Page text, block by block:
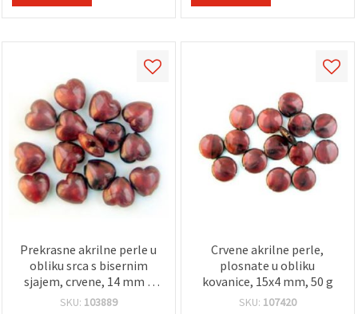
Prekrasne akrilne perle u
obliku srca s bisernim
sjajem, crvene, 14 mm –
pakiranje od 50 g, idealne
SKU: 103889
Crvene akrilne perle,
plosnate u obliku
kovanice, 15x4 mm, 50 g
SKU: 107420